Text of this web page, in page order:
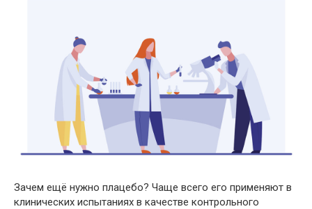
Зачем ещё нужно плацебо? Чаще всего его применяют в
клинических испытаниях в качестве контрольного